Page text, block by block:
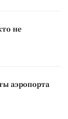
не
аэропорта